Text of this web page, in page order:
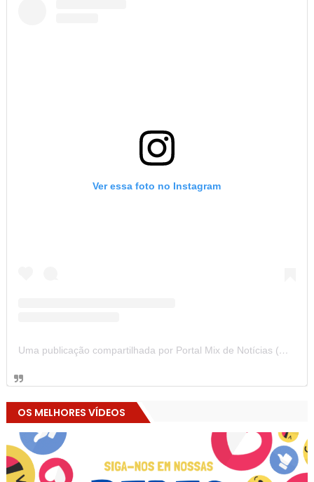
Ver essa foto no Instagram
Uma publicação compartilhada por Portal Mix de Notícias (@portalmixdenoticias)
OS MELHORES VÍDEOS